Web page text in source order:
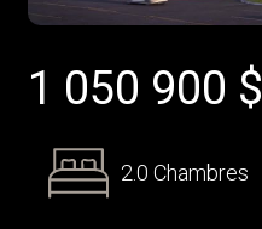
1 050 900 $
2.0 Chambres